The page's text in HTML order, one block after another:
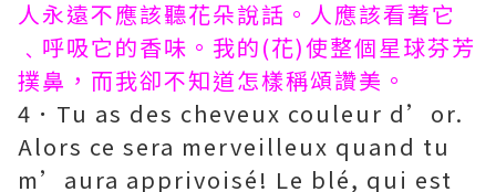
人永遠不應該聽花朵說話。人應該看著它
﹑呼吸它的香味。我的(花)使整個星球芬芳
撲鼻，而我卻不知道怎樣稱頌讚美。
4．Tu as des cheveux couleur d’or.
Alors ce sera merveilleux quand tu
m’aura apprivoisé! Le blé, qui est